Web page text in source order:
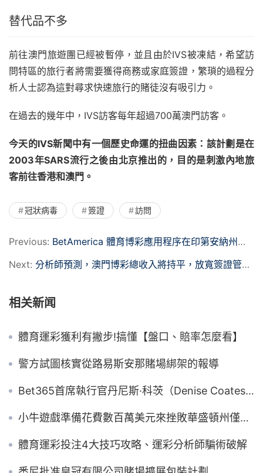
替代品不多
前往澳門旅遊團已經被暫停，並且由於IVS被凍結，希望訪
問特區的旅行者將需要獲得商務或家庭簽證，繁瑣的過程分
析人士認為這對尋求快速旅行的賭徒沒有吸引力。
在過去的幾年中， IVS訪客每年超過700萬澳門訪客。
今天的IVS新聞中有一個歷史命運的扭曲因素：該計劃是在
2003年SARS流行之後由北京推出的，目的是刺激內地旅
客前往香港和澳門。
冠狀病毒 簽證 訪問
Previous: BetAmerica 體育博彩應用程序在印第安納州上線
Next: 分析師預測，澳門博彩總收入將持平，放寬簽證管制可能成敗澳門
相关新闻
體育運彩獲利有撇步!搞懂【盤口、賠率怎麼看】
警方試圖核實從路易斯安那賭場綁架的報導
Bet365首席執行官丹尼斯·科茨（Denise Coates）在2019年支付了4.22億美元
小牛遊戲準備花費數百萬美元來挫敗華盛頓州僅部落一項的體育博彩法案
體育運彩投注4大技巧攻略、運彩分析師騙術破解